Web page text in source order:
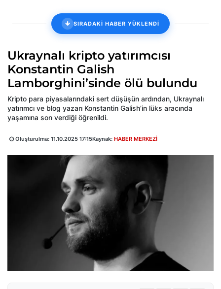
SIRADAKİ HABER YÜKLENDİ
Ukraynalı kripto yatırımcısı
Konstantin Galish
Lamborghini’sinde ölü bulundu
Kripto para piyasalarındaki sert düşüşün ardından, Ukraynalı
yatırımcı ve blog yazarı Konstantin Galish’in lüks aracında
yaşamına son verdiği öğrenildi.
Oluşturulma: 11.10.2025 17:15Kaynak: HABER MERKEZİ